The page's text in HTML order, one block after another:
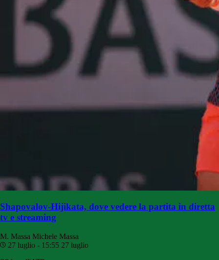
Shapovalov-Hijikata, dove vedere la partita in diretta
tv e streaming
M. Massa Michele Massa
27 luglio - 15:55 27 luglio